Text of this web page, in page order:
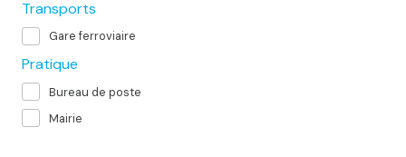
Transports
Gare ferroviaire
Pratique
Bureau de poste
Mairie